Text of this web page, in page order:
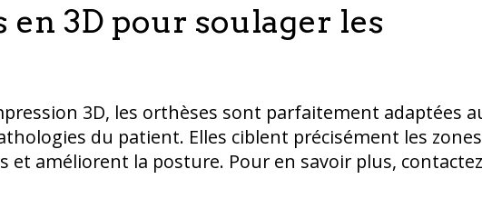
3D pour soulager les
3D, les orthèses sont parfaitement adaptées
du patient. Elles ciblent précisément les zones
et améliorent la posture. Pour en savoir plus, contactez